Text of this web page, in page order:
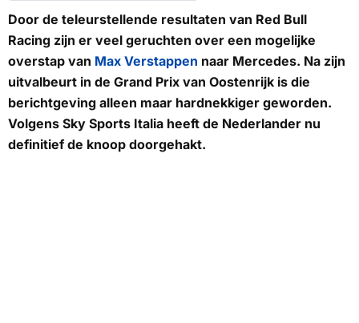
Door de teleurstellende resultaten van Red Bull
Racing zijn er veel geruchten over een mogelijke
overstap van Max Verstappen naar Mercedes. Na zijn
uitvalbeurt in de Grand Prix van Oostenrijk is die
berichtgeving alleen maar hardnekkiger geworden.
Volgens Sky Sports Italia heeft de Nederlander nu
definitief de knoop doorgehakt.